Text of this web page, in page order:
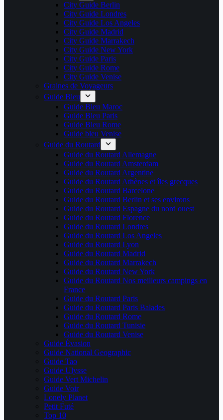
City Guide Berlin
City Guide Londres
City Guide Los Angeles
City Guide Madrid
City Guide Marrakech
City Guide New York
City Guide Paris
City Guide Rome
City Guide Venise
Graines de Voyageurs
Guide Bleu
Guide Bleu Maroc
Guide Bleu Paris
Guide Bleu Rome
Guide bleu Venise
Guide du Routard
Guide du Routard Allemagne
Guide du Routard Amsterdam
Guide du Routard Argentine
Guide du Routard Athènes et îles grecques
Guide du Routard Barcelone
Guide du Routard Berlin et ses environs
Guide du Routard Espagne du nord ouest
Guide du Routard Florence
Guide du Routard Londres
Guide du Routard Los Angeles
Guide du Routard Lyon
Guide du Routard Madrid
Guide du Routard Marrakech
Guide du Routard New York
Guide du Routard Nos meilleurs campings en
France
Guide du Routard Paris
Guide du Routard Paris Balades
Guide du Routard Rome
Guide du Routard Tunisie
Guide du Routard Venise
Guide Évasion
Guide National Geographic
Guide Tao
Guide Ulysse
Guide Vert Michelin
Guide Voir
Lonely Planet
Petit Futé
Top 10